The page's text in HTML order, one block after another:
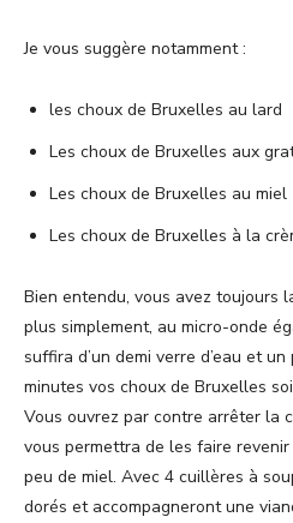
Je vous suggère notamment :
les choux de Bruxelles au lard
Les choux de Bruxelles aux
Les choux de Bruxelles au miel
Les choux de Bruxelles à la
Bien entendu, vous avez toujours
plus simplement, au micro-onde
suffira d’un demi verre d’eau et
minutes vos choux de Bruxelles
Vous ouvrez par contre arrêter la
vous permettra de les faire
peu de miel. Avec 4 cuillères à
dorés et accompagneront une